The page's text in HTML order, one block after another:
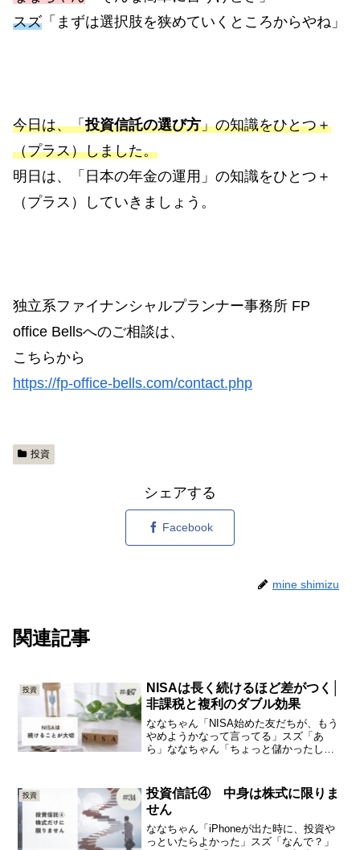
スズ 「まずは選択肢を狭めていくところからやね」
今日は、「投資信託の選び方」の知識をひとつ＋
（プラス）しました。
明日は、「日本の年金の運用」の知識をひとつ＋
（プラス）していきましょう。
独立系ファイナンシャルプランナー事務所 FP
office Bellsへのご相談は、
こちらから
https://fp-office-bells.com/contact.php
投資
シェアする
Facebook
mine shimizu
関連記事
投資
NISAは長く続けるほど差がつく│
非課税と複利のダブル効果
ななちゃん「NISA始めた友だちが、もう
やめようかなって言ってる」スズ「あ
ら」ななちゃん「ちょっと儲かったし、
ん「そうなん？」今日は、「NISAは続け
ることが大切」...
投資
投資信託④ 中身は株式に限りま
せん
ななちゃん「iPhoneが出た時に、投資や
っといたらよかった」スズ「なんで？」